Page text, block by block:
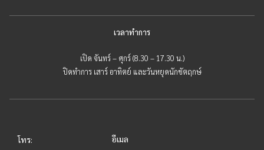
เวลาทำการ
เปิด จันทร์ – ศุกร์ (8.30 – 17.30 น.)
ปิดทำการ เสาร์ อาทิตย์ และวันหยุดนักขัตฤกษ์
โทร: อีเมล